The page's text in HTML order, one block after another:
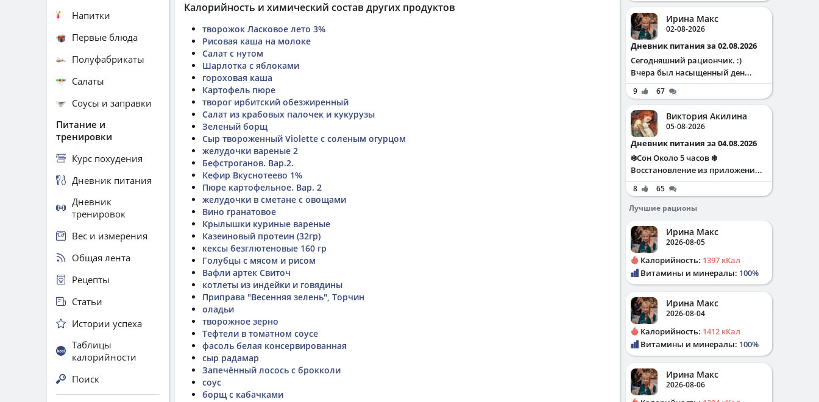
Калорийность и химический состав других продуктов
творожок Ласковое лето 3%
Рисовая каша на молоке
Салат с нутом
Шарлотка с яблоками
гороховая каша
Картофель пюре
творог ирбитский обезжиренный
Салат из крабовых палочек и кукурузы
Зеленый борщ
Сыр твороженный Violette с соленым огурцом
желудочки вареные 2
Бефстроганов. Вар.2.
Кефир Вкуснотеево 1%
Пюре картофельное. Вар. 2
желудочки в сметане с овощами
Вино гранатовое
Крылышки куриные вареные
Казеиновый протеин (32гр)
кексы безглютеновые 160 гр
Голубцы с мясом и рисом
Вафли артек Свиточ
котлеты из индейки и говядины
Приправа "Весенняя зелень", Торчин
оладьи
творожное зерно
Тефтели в томатном соусе
фасоль белая консервированная
сыр радамар
Запечённый лосось с брокколи
соус
борщ с кабачками
Напитки
Первые блюда
Полуфабрикаты
Салаты
Соусы и заправки
Питание и
тренировки
Курс похудения
Дневник питания
Дневник
тренировок
Вес и измерения
Общая лента
Рецепты
Статьи
Истории успеха
Таблицы
калорийности
Поиск
Ирина Макс
02-08-2026
Дневник питания за 02.08.2026
Сегодняшний рациончик. :)
Вчера был насыщенный ден...
9 67
Виктория Акилина
05-08-2026
Дневник питания за 04.08.2026
❄️Сон Около 5 часов ❄️
Восстановление из приложени...
8
65
Лучшие рационы
Ирина Макс
2026-08-05
Калорийность: 1397 кКал
Витамины и минералы: 100%
Ирина Макс
2026-08-04
Калорийность: 1412 кКал
Витамины и минералы: 100%
Ирина Макс
2026-08-06